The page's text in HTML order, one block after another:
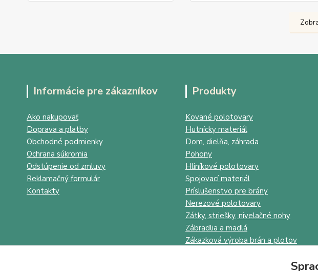
Informácie pre zákazníkov
Ako nakupovať
Doprava a platby
Obchodné podmienky
Ochrana súkromia
Odstúpenie od zmluvy
Reklamačný formulár
Kontakty
Produkty
Kované polotovary
Hutnícky materiál
Dom, dielňa, záhrada
Pohony
Hliníkové polotovary
Spojovací materiál
Príslušenstvo pre brány
Nerezové polotovary
Zátky, striešky, nivelačné nohy
Zábradlia a madlá
Zákazková výroba brán a plotov